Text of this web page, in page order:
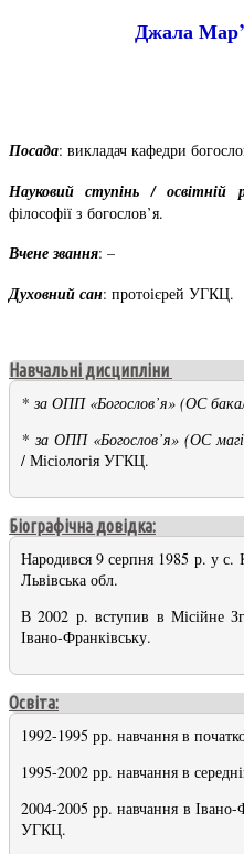
Джала
Посада: викладач кафедри
Науковий ступінь / освітній
філософії з богослов’я.
Вчене звання: –
Духовний сан: протоієрей УГКЦ.
Навчальні дисципліни
* за ОПП «Богослов’я» (ОС
* за ОПП «Богослов’я» (ОС
/ Місіологія УГКЦ.
Біографічна довідка:
Народився 9 серпня 1985 р. у с.
Львівська обл.
В 2002 р. вступив в Місійне
Івано-Франківську.
Освіта:
1992-1995 рр. навчання в
1995-2002 рр. навчання в
2004-2005 рр. навчання в Івано-
УГКЦ.